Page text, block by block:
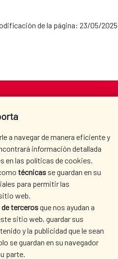
de la página: 23/05/2025
a navegar de manera eficiente y
información detallada
en las políticas de cookies.
técnicas se guardan en su
para permitir las
web.
tercerosque nos ayudan a
sitio web, guardar sus
y la publicidad que le sean
se guardan en su navegador
parte.
DÓNDE COOPERAMOS
SALA DE PRENSA
BIBLIOTECA